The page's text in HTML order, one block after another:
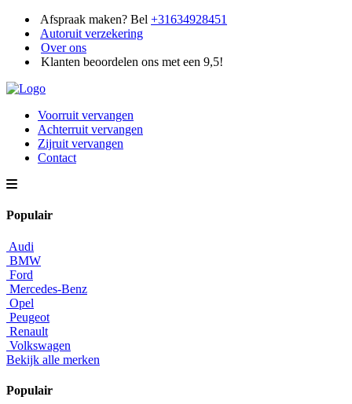
Afspraak maken? Bel +31634928451
Autoruit verzekering
Over ons
Klanten beoordelen ons met een 9,5!
Voorruit vervangen
Achterruit vervangen
Zijruit vervangen
Contact
Populair
Audi
BMW
Ford
Mercedes-Benz
Opel
Peugeot
Renault
Volkswagen
Bekijk alle merken
Populair